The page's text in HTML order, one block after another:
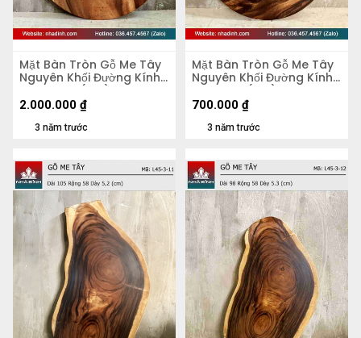
Mặt Bàn Tròn Gỗ Me Tây
Nguyên Khối Đường Kính
81 Dày 5,5 (cm)
3 năm trước
2.000.000 ₫
Mặt Bàn Tròn Gỗ Me Tây
Nguyên Khối Đường Kính
59 Dày 4 (cm)
3 năm trước
700.000 ₫